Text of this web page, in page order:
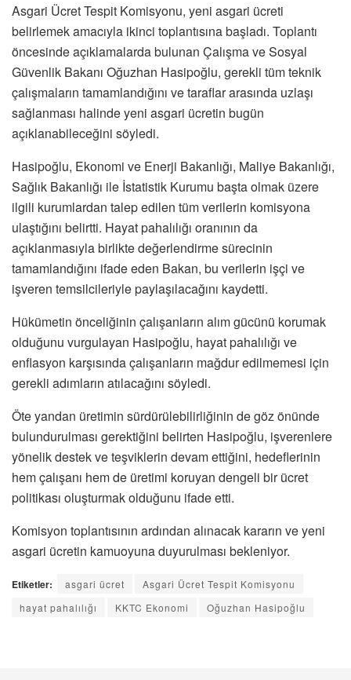
Asgari Ücret Tespit Komisyonu, yeni asgari ücreti
belirlemek amacıyla ikinci toplantısına başladı. Toplantı
öncesinde açıklamalarda bulunan Çalışma ve Sosyal
Güvenlik Bakanı Oğuzhan Hasipoğlu, gerekli tüm teknik
çalışmaların tamamlandığını ve taraflar arasında uzlaşı
sağlanması halinde yeni asgari ücretin bugün
açıklanabileceğini söyledi.
Hasipoğlu, Ekonomi ve Enerji Bakanlığı, Maliye Bakanlığı,
Sağlık Bakanlığı ile İstatistik Kurumu başta olmak üzere
ilgili kurumlardan talep edilen tüm verilerin komisyona
ulaştığını belirtti. Hayat pahalılığı oranının da
açıklanmasıyla birlikte değerlendirme sürecinin
tamamlandığını ifade eden Bakan, bu verilerin işçi ve
işveren temsilcileriyle paylaşılacağını kaydetti.
Hükümetin önceliğinin çalışanların alım gücünü korumak
olduğunu vurgulayan Hasipoğlu, hayat pahalılığı ve
enflasyon karşısında çalışanların mağdur edilmemesi için
gerekli adımların atılacağını söyledi.
Öte yandan üretimin sürdürülebilirliğinin de göz önünde
bulundurulması gerektiğini belirten Hasipoğlu, işverenlere
yönelik destek ve teşviklerin devam ettiğini, hedeflerinin
hem çalışanı hem de üretimi koruyan dengeli bir ücret
politikası oluşturmak olduğunu ifade etti.
Komisyon toplantısının ardından alınacak kararın ve yeni
asgari ücretin kamuoyuna duyurulması bekleniyor.
Etiketler: asgari ücret
Asgari Ücret Tespit Komisyonu
hayat pahalılığı
KKTC Ekonomi Oğuzhan Hasipoğlu